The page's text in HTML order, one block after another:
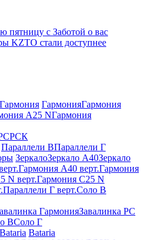
пятницу с Заботой о вас
KZTO стали доступнее
ГармонияГармония
А25 NГармония
РСК
Параллели ВПараллели Г
ЗеркалоЗеркало А40Зеркало
Гармония А40 верт.Гармония
N верт.Гармония С25 N
Параллели Г верт.Соло В
ГармонияЗавалинка РС
ВСоло Г
Bataria